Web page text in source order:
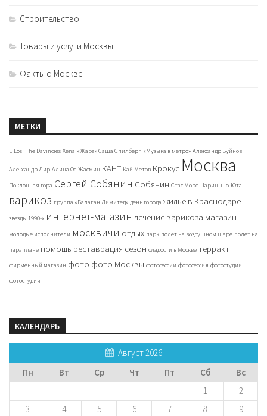
Строительство
Товары и услуги Москвы
Факты о Москве
МЕТКИ
LiLosi The Davincies Xena «Жара» Саша Спилберг «Музыка в метро» Александр Буйнов
Александр Лир Алина Ос Жасмин КАНТ Кай Метов Крокус Москва
Поклонная гора Сергей Собянин Собянин Стас Море Царицыно Юта
варикоз группа «Балаган Лимитед» день города жилье в Краснодаре
звезды 1990-х интернет-магазин лечение варикоза магазин
молодые исполнители москвичи отдых парк полет на воздушном шаре полет на
параплане помощь реставрация сезон сладости в Москве терракт
фирменный магазин фото фото Москвы фотосессии фотосессия фотостудии
фотостудия
КАЛЕНДАРЬ
Август 2026
Пн
Вт Ср Чт Пт Сб Вс
1
2
3
4 5 6 7 8
9